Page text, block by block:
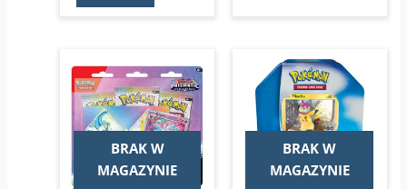
BRAK W
MAGAZYNIE
BRAK W
MAGAZYNIE